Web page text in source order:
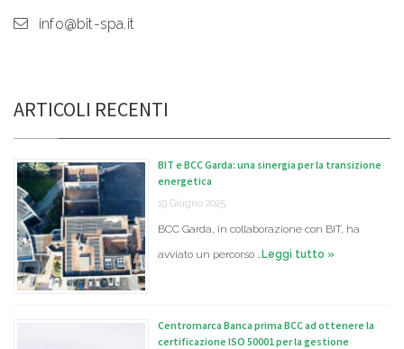
info@bit-spa.it
ARTICOLI RECENTI
BIT e BCC Garda: una sinergia per la transizione
energetica
19 Giugno 2025
BCC Garda, in collaborazione con BIT, ha
avviato un percorso …Leggi tutto »
Centromarca Banca prima BCC ad ottenere la
certificazione ISO 50001 per la gestione